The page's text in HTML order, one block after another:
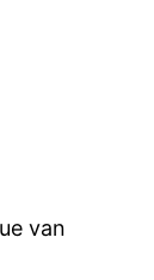
van